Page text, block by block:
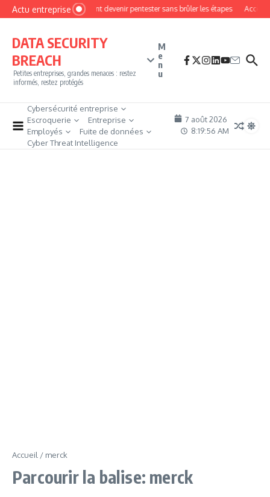
Aller au contenu
Actu entrepriseComment devenir pentester sans brûler les étapes Accès
DATA SECURITY
BREACH
Petites entreprises, grandes menaces : restez
informés, restez protégés
M
e
n
u
Cybersécurité entreprise
Escroquerie
Entreprise
Employés
Fuite de données
Cyber Threat Intelligence
7 août 2026
8:19:56 AM
Accueil / merck
Parcourir la balise: merck